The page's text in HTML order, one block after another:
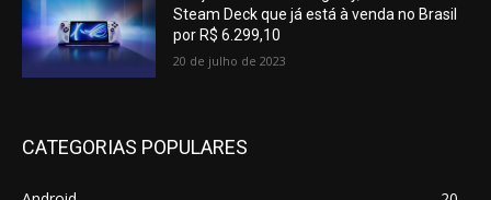
Steam Deck que já está à venda no Brasil
por R$ 6.299,10
20 de julho de 2023
CATEGORIAS POPULARES